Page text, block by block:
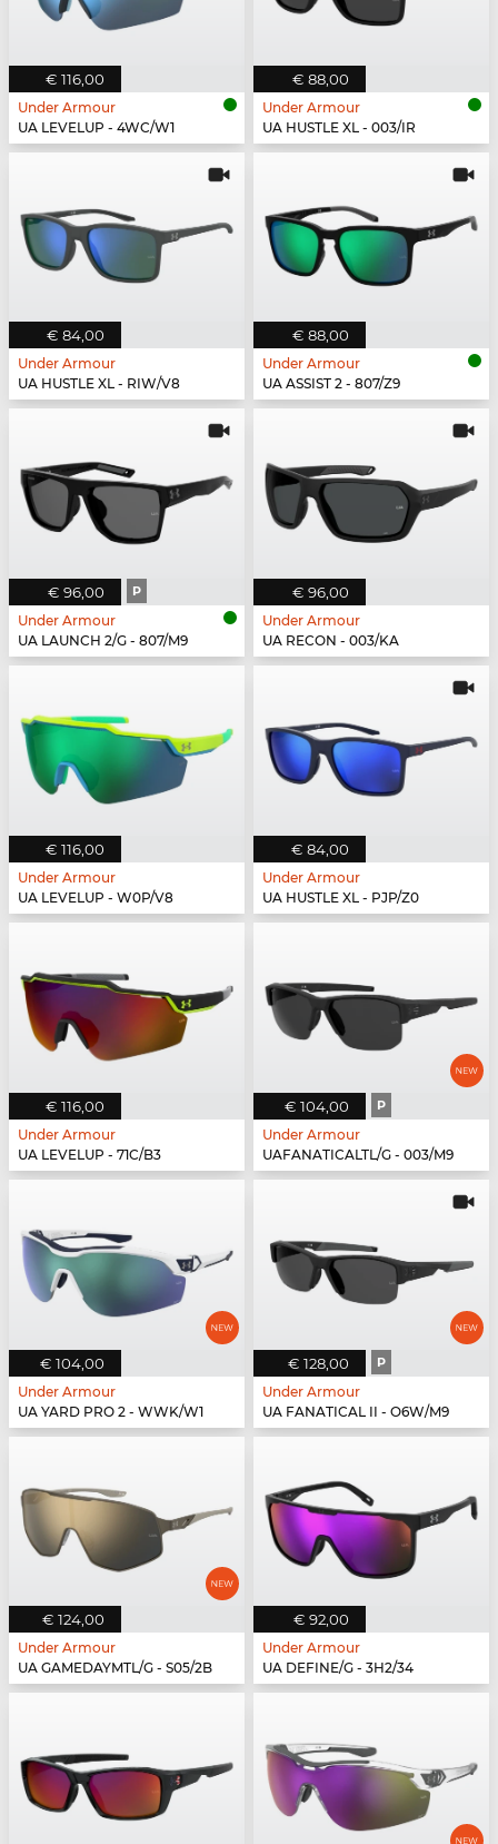
€ 116,00
Under Armour
UA LEVELUP - 4WC/W1
€ 88,00
Under Armour
UA HUSTLE XL - 003/IR
€ 84,00
Under Armour
UA HUSTLE XL - RIW/V8
€ 88,00
Under Armour
UA ASSIST 2 - 807/Z9
€ 96,00 P
Under Armour
UA LAUNCH 2/G - 807/M9
€ 96,00
Under Armour
UA RECON - 003/KA
€ 116,00
Under Armour
UA LEVELUP - W0P/V8
€ 84,00
Under Armour
UA HUSTLE XL - PJP/Z0
€ 116,00
Under Armour
UA LEVELUP - 71C/B3
€ 104,00 P
Under Armour
UAFANATICALTL/G - 003/M9
€ 104,00
Under Armour
UA YARD PRO 2 - WWK/W1
€ 128,00 P
Under Armour
UA FANATICAL II - O6W/M9
€ 124,00
Under Armour
UA GAMEDAYMTL/G - S05/2B
€ 92,00
Under Armour
UA DEFINE/G - 3H2/34